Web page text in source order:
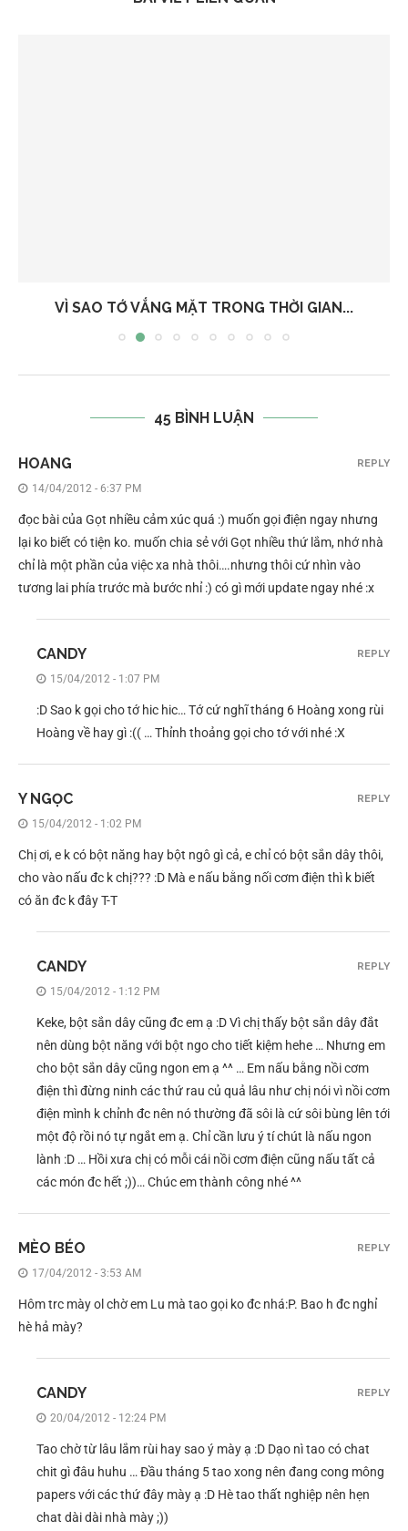
VÌ SAO TỚ VẮNG MẶT TRONG THỜI GIAN...
45 BÌNH LUẬN
HOANG
14/04/2012 - 6:37 PM
đọc bài của Gọt nhiều cảm xúc quá :) muốn gọi điện ngay nhưng
lại ko biết có tiện ko. muốn chia sẻ với Gọt nhiều thứ lắm, nhớ nhà
chỉ là một phần của việc xa nhà thôi….nhưng thôi cứ nhìn vào
tương lai phía trước mà bước nhỉ :) có gì mới update ngay nhé :x
REPLY
CANDY
15/04/2012 - 1:07 PM
:D Sao k gọi cho tớ hic hic… Tớ cứ nghĩ tháng 6 Hoàng xong rùi
Hoàng về hay gì :(( … Thỉnh thoảng gọi cho tớ với nhé :X
REPLY
Y NGỌC
15/04/2012 - 1:02 PM
Chị ơi, e k có bột năng hay bột ngô gì cả, e chỉ có bột sắn dây thôi,
cho vào nấu đc k chị??? :D Mà e nấu bằng nối cơm điện thì k biết
có ăn đc k đây T-T
REPLY
CANDY
15/04/2012 - 1:12 PM
Keke, bột sắn dây cũng đc em ạ :D Vì chị thấy bột sắn dây đắt
nên dùng bột năng với bột ngo cho tiết kiệm hehe … Nhưng em
cho bột sắn dây cũng ngon em ạ ^^ … Em nấu bằng nồi cơm
điện thì đừng ninh các thứ rau củ quả lâu như chị nói vì nồi cơm
điện mình k chỉnh đc nên nó thường đã sôi là cứ sôi bùng lên tới
một độ rồi nó tự ngắt em ạ. Chỉ cần lưu ý tí chút là nấu ngon
lành :D … Hồi xưa chị có mỗi cái nồi cơm điện cũng nấu tất cả
các món đc hết ;))… Chúc em thành công nhé ^^
REPLY
MÈO BÉO
17/04/2012 - 3:53 AM
Hôm trc mày ol chờ em Lu mà tao gọi ko đc nhá:P. Bao h đc nghỉ
hè hả mày?
REPLY
CANDY
20/04/2012 - 12:24 PM
Tao chờ từ lâu lắm rùi hay sao ý mày ạ :D Dạo nì tao có chat
chit gì đâu huhu … Đầu tháng 5 tao xong nên đang cong mông
papers với các thứ đây mày ạ :D Hè tao thất nghiệp nên hẹn
chat dài dài nhà mày ;))
REPLY